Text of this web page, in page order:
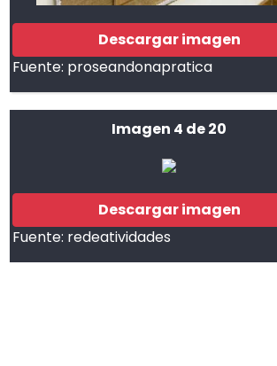
Descargar imagen
Fuente: proseandonapratica
Imagen 4 de 20
Descargar imagen
Fuente: redeatividades